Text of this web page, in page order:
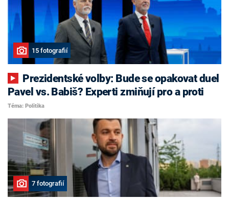
15 fotografií
Pavel vs. Babiš? Experti zmiňují pro a proti
Téma: Politika
7 fotografií